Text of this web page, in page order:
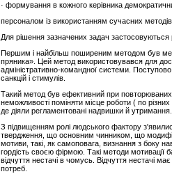
· формування в кожного керівника
персоналом із використанням сучасних методів
Для рішення зазначених задач застосовуються
Першим і найбільш поширеним методом був
пряника». Цей метод використовувався для
адміністративно-командної системи.
санкцій і стимулів.
Такий метод був ефективний при повторюваних
неможливості поміняти місце роботи ( по
де діяли регламентовані надвишки й утримання.
З підвищенням ролі людського фактору
твердження, що основним чинником, що
мотиви, такі, як самоповага, визнання з боку
гордість своєю фірмою. Такі методи мотивації
відчуття нестачі в чомусь. Відчуття нестачі
потреб.